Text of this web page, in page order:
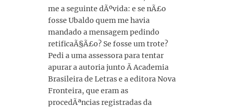
me a seguinte dÃºvida: e se nÃ£o
fosse Ubaldo quem me havia
mandado a mensagem pedindo
retificaÃ§Ã£o? Se fosse um trote?
Pedi a uma assessora para tentar
apurar a autoria junto Ã Academia
Brasileira de Letras e a editora Nova
Fronteira, que eram as
procedÃªncias registradas da